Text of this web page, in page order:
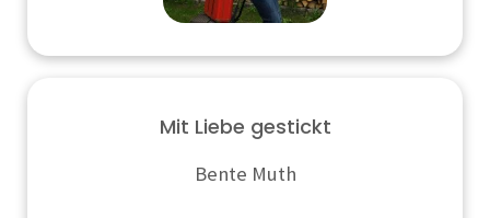
Mit Liebe gestickt
Bente Muth